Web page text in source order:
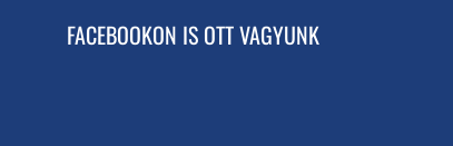
FACEBOOKON IS OTT VAGYUNK